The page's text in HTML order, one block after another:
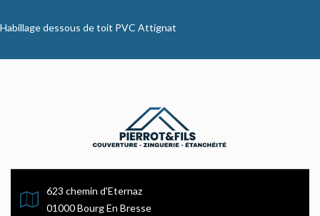
Habillage dessous de toit PVC Attignat
623 chemin d'Eternaz
01000 Bourg En Bresse